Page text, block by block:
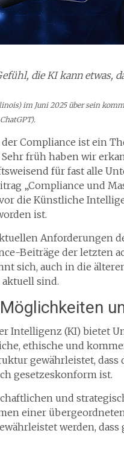
die KI kann
im Juni 2025 über sein
Compliance ist ein
früh haben wir
für fast alle
„Compliance und
die Künstliche
ist.
Anforderungen
Beiträge der letzten
sich, auch in die
sind.
Intelligenz (KI) bietet
ethische und
gewährleistet,
gesetzeskonform ist.
und
einer
werden,